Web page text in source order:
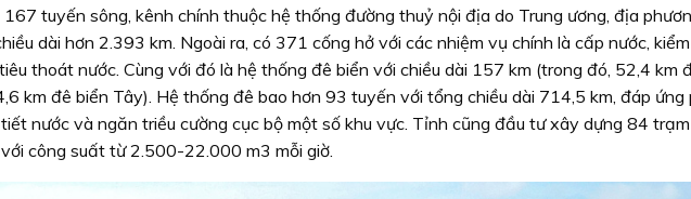
tuyến sông, kênh chính thuộc hệ thống đường thuỷ nội địa do Trung ương, địa
dài hơn 2.393 km. Ngoài ra, có 371 cống hở với các nhiệm vụ chính là cấp nước,
thoát nước. Cùng với đó là hệ thống đê biển với chiều dài 157 km (trong đó, 52,4 km
km đê biển Tây). Hệ thống đê bao hơn 93 tuyến với tổng chiều dài 714,5 km, đáp ứng
nước và ngăn triều cường cục bộ một số khu vực. Tỉnh cũng đầu tư xây dựng 84
công suất từ 2.500-22.000 m3 mỗi giờ.